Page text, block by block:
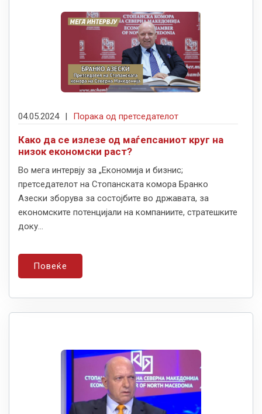
04.05.2024 | Порака од претседателот
Како да се излезе од маѓепсаниот круг на
низок економски раст?
Во мега интервју за „Економија и бизнис;
претседателот на Стопанската комора Бранко
Азески зборува за состојбите во државата, за
економските потенцијали на компаниите, стратешките
доку...
Повеќе